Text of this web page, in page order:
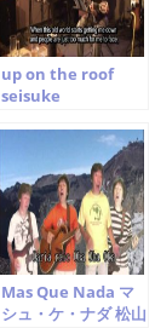
up on the roof
seisuke
king cover 松山晴
Mas Que Nada マ
シュ・ケ・ナダ 松山